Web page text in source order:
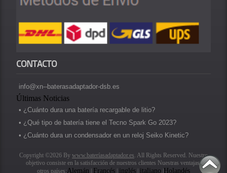
CONTACTO
info@xn--baterasadaptador-dsb.es
Últimas Noticias
• ¿Cuánto dura una batería recargable de litio?
• ¿Qué tipo de batería tiene el Tecno Spark Go 2023?
• ¿Cuánto dura un condensador en un reloj Seiko Kinetic?
Copyright ©2026 By www.bateríasadaptador.es . All Rights Reserved. Nuestro
objetivo consiste en la satisfacción de nuestros clientes Nuestras ventajas.
otros países:Alemán | Francés | inglés | italiano |Holandés